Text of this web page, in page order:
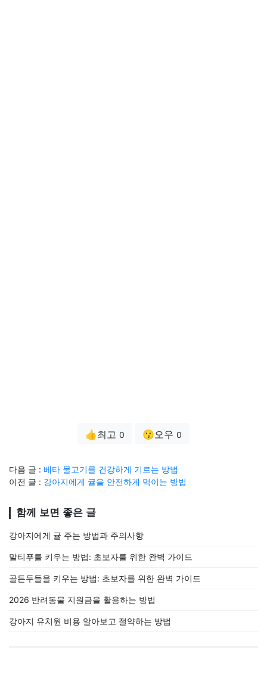
👍최고 0 😗오우 0
다음 글 : 베타 물고기를 건강하게 기르는 방법
이전 글 : 강아지에게 귤을 안전하게 먹이는 방법
함께 보면 좋은 글
강아지에게 귤 주는 방법과 주의사항
말티푸를 키우는 방법: 초보자를 위한 완벽 가이드
골든두들을 키우는 방법: 초보자를 위한 완벽 가이드
2026 반려동물 지원금을 활용하는 방법
강아지 유치원 비용 알아보고 절약하는 방법